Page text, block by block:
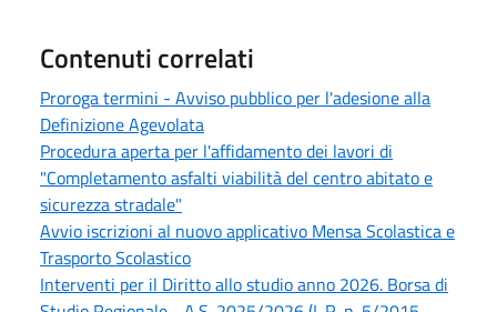
Contenuti correlati
Proroga termini - Avviso pubblico per l'adesione alla
Definizione Agevolata
Procedura aperta per l'affidamento dei lavori di
"Completamento asfalti viabilità del centro abitato e
sicurezza stradale"
Avvio iscrizioni al nuovo applicativo Mensa Scolastica e
Trasporto Scolastico
Interventi per il Diritto allo studio anno 2026. Borsa di